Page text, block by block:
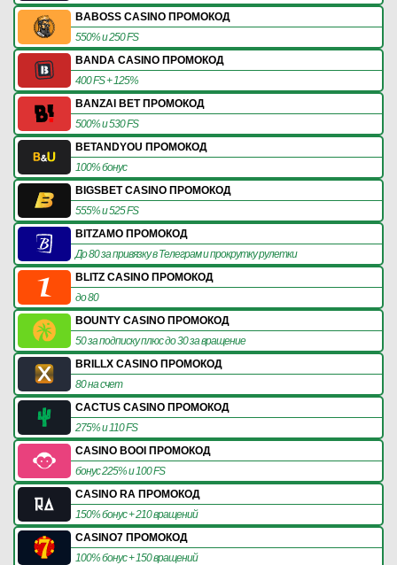
BABOSS CASINO ПРОМОКОД
550% и 250 FS
BANDA CASINO ПРОМОКОД
400 FS + 125%
BANZAI BET ПРОМОКОД
500% и 530 FS
BETANDYOU ПРОМОКОД
100% бонус
BIGSBET CASINO ПРОМОКОД
555% и 525 FS
BITZAMO ПРОМОКОД
До 80 за привязку в Телеграм и прокрутку рулетки
BLITZ CASINO ПРОМОКОД
до 80
BOUNTY CASINO ПРОМОКОД
50 за подписку плюс до 30 за вращение
BRILLX CASINO ПРОМОКОД
80 на счет
CACTUS CASINO ПРОМОКОД
275% и 110 FS
CASINO BOOI ПРОМОКОД
бонус 225% и 100 FS
CASINO RA ПРОМОКОД
150% бонус + 210 вращений
CASINO7 ПРОМОКОД
100% бонус + 150 вращений